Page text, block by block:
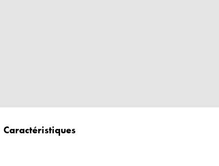
Caractéristiques